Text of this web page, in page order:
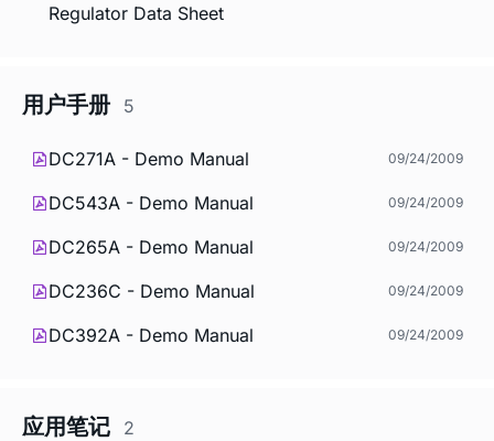
Regulator Data Sheet
用户手册 5
DC271A - Demo Manual 09/24/2009
DC543A - Demo Manual 09/24/2009
DC265A - Demo Manual 09/24/2009
DC236C - Demo Manual 09/24/2009
DC392A - Demo Manual 09/24/2009
应用笔记 2